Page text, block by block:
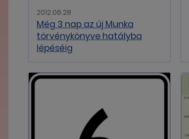
2012.06.28
Még 3 nap az új Munka
törvénykönyve hatályba
lépéséig